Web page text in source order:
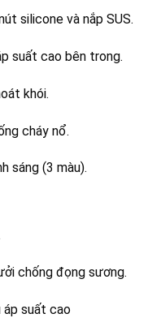
silicone và nắp SUS.
suất cao bên trong.
khói.
cháy nổ.
sáng (3 màu).
chống đọng sương.
áp suất cao